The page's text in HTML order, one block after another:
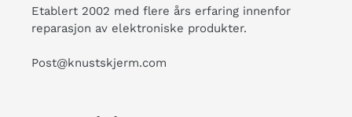
Etablert 2002 med flere års erfaring innenfor
reparasjon av elektroniske produkter.
Post@knustskjerm.com